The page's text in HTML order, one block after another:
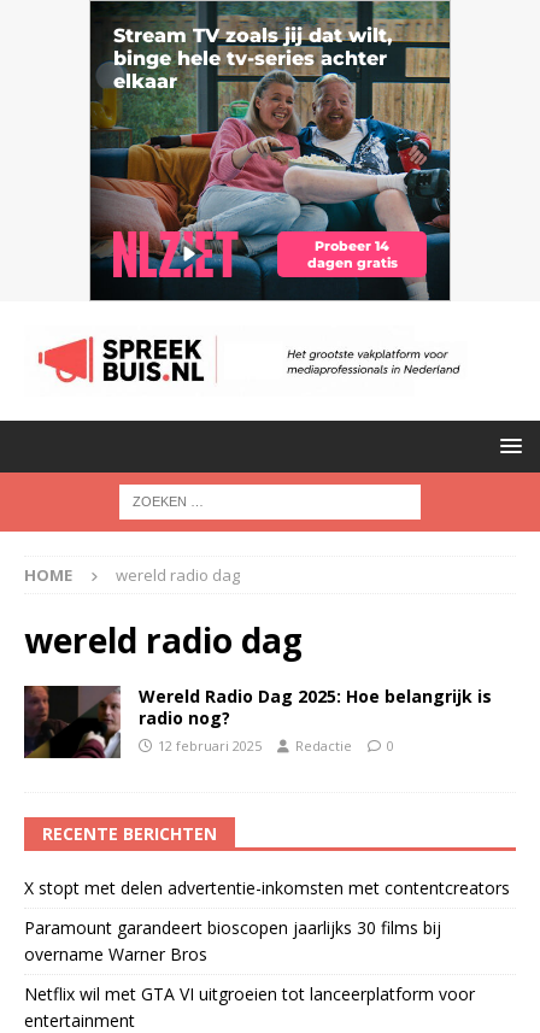
HOME wereld radio dag
wereld radio dag
Wereld Radio Dag 2025: Hoe belangrijk is
radio nog?
12 februari 2025 Redactie 0
RECENTE BERICHTEN
X stopt met delen advertentie-inkomsten met contentcreators
Paramount garandeert bioscopen jaarlijks 30 films bij
overname Warner Bros
Netflix wil met GTA VI uitgroeien tot lanceerplatform voor
entertainment